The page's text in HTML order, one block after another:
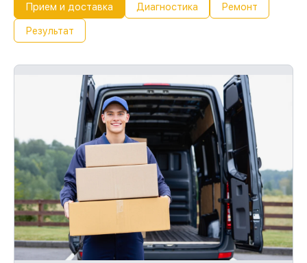
Прием и доставка Диагностика Ремонт
Результат